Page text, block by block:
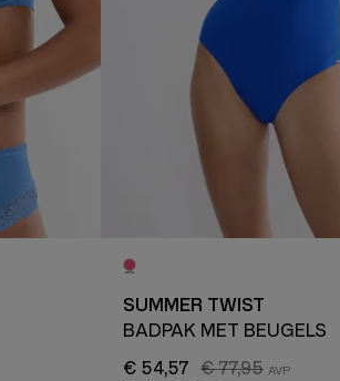
SUMMER TWIST
BADPAK MET BEUGELS
€ 54,57
€ 77,95